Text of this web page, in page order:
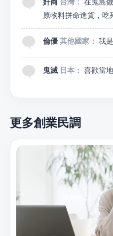
奸商 台灣：
在鬼島
原物料拼命進貨，吃
倫優 其他國家： 我
鬼滅 日本： 喜歡當
更多創業民調